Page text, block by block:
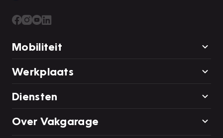
Mobiliteit
Werkplaats
Diensten
Over Vakgarage